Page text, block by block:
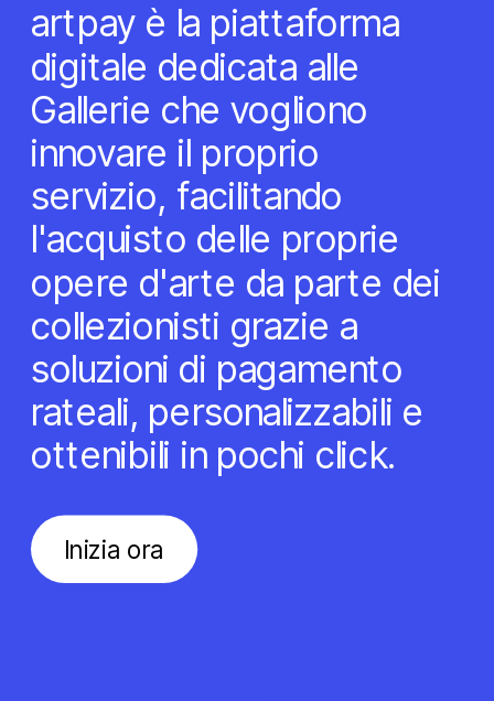
artpay è la piattaforma
digitale dedicata alle
Gallerie che vogliono
innovare il proprio
servizio, facilitando
l'acquisto delle proprie
opere d'arte da parte dei
collezionisti grazie a
soluzioni di pagamento
rateali, personalizzabili e
ottenibili in pochi click.
Inizia ora